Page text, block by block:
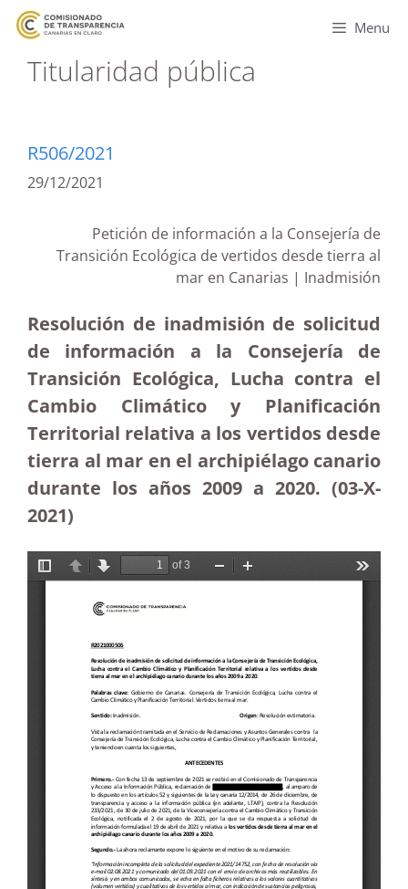
Menu
Titularidad pública
R506/2021
29/12/2021
Petición de información a la Consejería de
Transición Ecológica de vertidos desde tierra al
mar en Canarias | Inadmisión
Resolución de inadmisión de solicitud
de información a la Consejería de
Transición Ecológica, Lucha contra el
Cambio Climático y Planificación
Territorial relativa a los vertidos desde
tierra al mar en el archipiélago canario
durante los años 2009 a 2020. (03-X-
2021)